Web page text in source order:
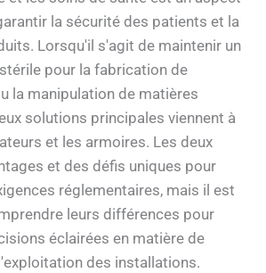
la sécurité des patients et la
Lorsqu'il s'agit de maintenir un
pour la fabrication de
la manipulation de matières
solutions principales viennent à
et les armoires. Les deux
et des défis uniques pour
réglementaires, mais il est
leurs différences pour
éclairées en matière de
des installations.